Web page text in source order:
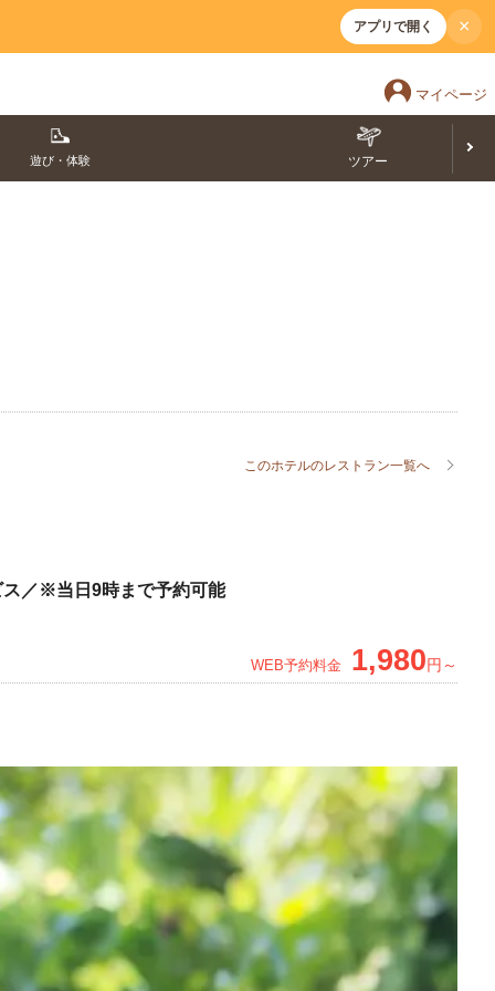
アプリで開く ×
マイページ
遊び・体験 ツアー
このホテルのレストラン一覧へ
ス／※当日9時まで予約可能
WEB予約料金 1,980円～